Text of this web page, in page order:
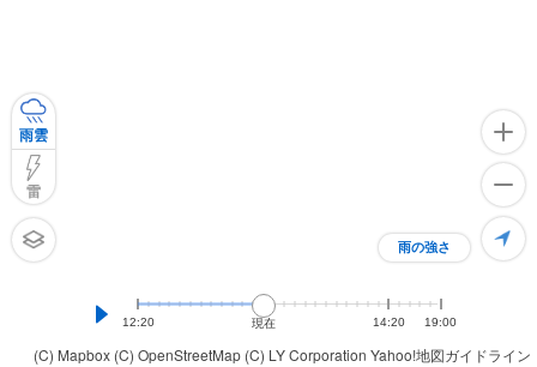
(C) Mapbox (C) OpenStreetMap (C) LY Corporation Yahoo!地図ガイドライン
雨の強さ
雨雲
雷
12:20 現在 14:20 19:00